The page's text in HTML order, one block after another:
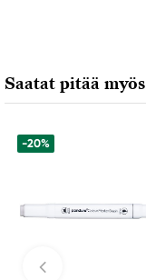
22339 Hamburg,
Saatat pitää
-20%